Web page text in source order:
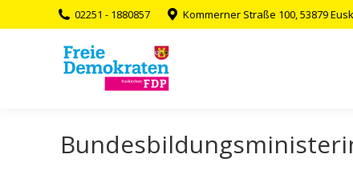
02251 - 1880857 Kommerner Straße 100, 53879